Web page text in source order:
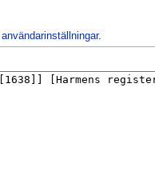
användarinställningar.